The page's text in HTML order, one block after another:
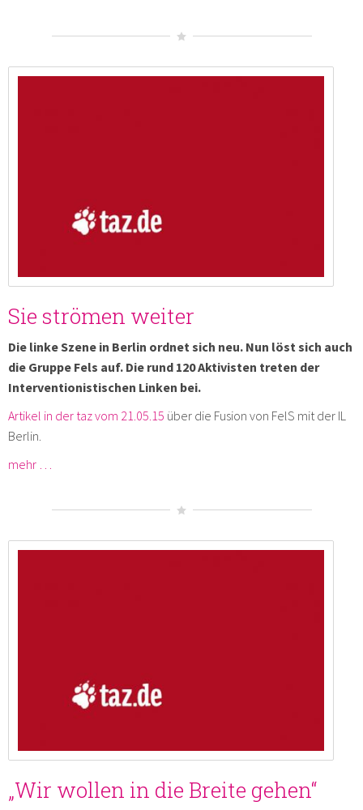
Sie strömen weiter
Die linke Szene in Berlin ordnet sich neu. Nun löst sich auch
die Gruppe Fels auf. Die rund 120 Aktivisten treten der
Interventionistischen Linken bei.
Artikel in der taz vom 21.05.15 über die Fusion von FelS mit der IL
Berlin.
mehr …
„Wir wollen in die Breite gehen“